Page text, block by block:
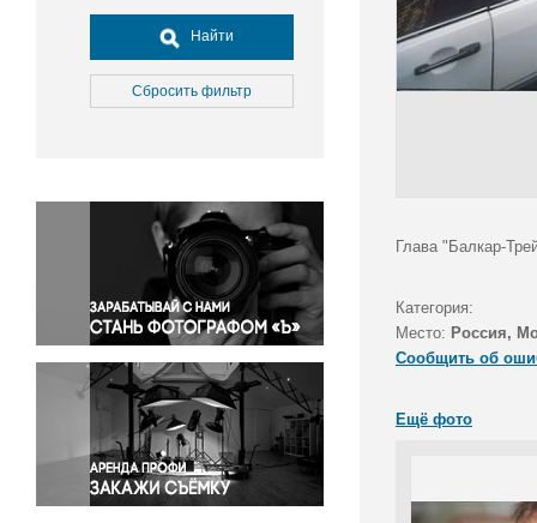
Досуг, туризм и отдых
Культура
Медицина
Окружающая среда
Политика
Правосудие
Происшествия и конфликты
Религия
Светская жизнь
Спорт
Экология
Экономика и бизнес
Найти
Сбросить фильтр
Глава "Балкар-
Категория:
Место: Россия,
Сообщить об
Ещё фото